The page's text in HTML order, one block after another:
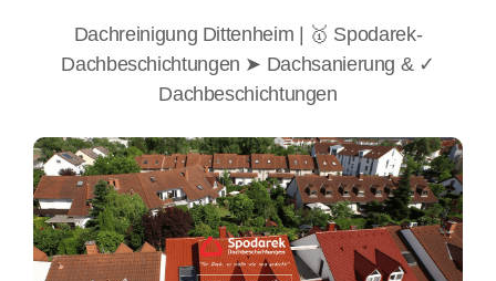
Dachreinigung Dittenheim | 🥇 Spodarek-
Dachbeschichtungen ➤ Dachsanierung & ✓
Dachbeschichtungen